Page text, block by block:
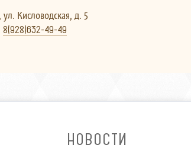
ул. Кисловодская, д. 5
8(928)632-49-49
НОВОСТИ